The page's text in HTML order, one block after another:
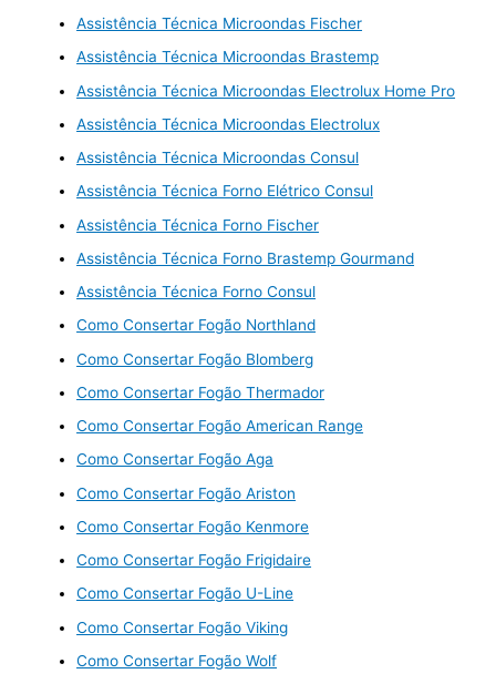
Assistência Técnica Microondas Fischer
Assistência Técnica Microondas Brastemp
Assistência Técnica Microondas Electrolux Home Pro
Assistência Técnica Microondas Electrolux
Assistência Técnica Microondas Consul
Assistência Técnica Forno Elétrico Consul
Assistência Técnica Forno Fischer
Assistência Técnica Forno Brastemp Gourmand
Assistência Técnica Forno Consul
Como Consertar Fogão Northland
Como Consertar Fogão Blomberg
Como Consertar Fogão Thermador
Como Consertar Fogão American Range
Como Consertar Fogão Aga
Como Consertar Fogão Ariston
Como Consertar Fogão Kenmore
Como Consertar Fogão Frigidaire
Como Consertar Fogão U-Line
Como Consertar Fogão Viking
Como Consertar Fogão Wolf